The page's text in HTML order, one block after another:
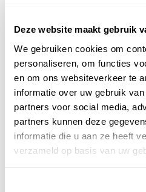
Deze website maakt gebruik
We gebruiken cookies om
personaliseren, om functies
en om ons websiteverkeer te
informatie over uw gebruik
partners voor social media,
partners kunnen deze
informatie die u aan ze heeft
verzameld op basis van uw
Tip: In de zomer kan je vanaf
verlengen met de Bernina
Route: Chur - St. Moritz -
Afstand: 144 kilometer
Duur: 4u30